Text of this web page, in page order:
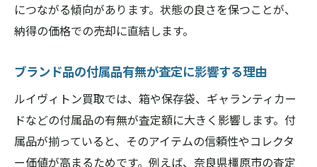
につながる傾向があります。状態の良さを保つことが、
納得の価格での売却に直結します。
ブランド品の付属品有無が査定に影響する理由
ルイヴィトン買取では、箱や保存袋、ギャランティカー
ドなどの付属品の有無が査定額に大きく影響します。付
属品が揃っていると、そのアイテムの信頼性やコレクタ
ー価値が高まるためです。例えば、奈良県橿原市の査定